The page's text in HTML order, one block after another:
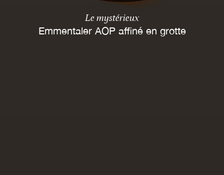
Le mystérieux
Emmentaler AOP affiné en grotte